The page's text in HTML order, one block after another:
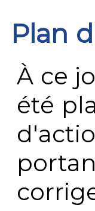
Plan
À ce
été